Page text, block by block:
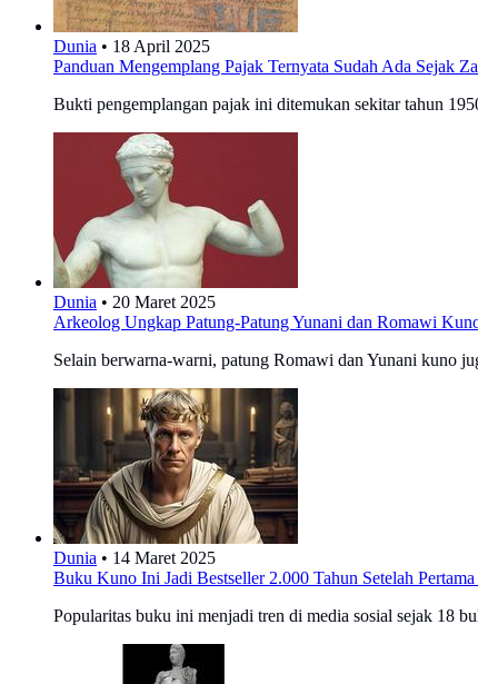
Dunia • 18 April 2025
Panduan Mengemplang Pajak Ternyata Sudah Ada Sejak
Bukti pengemplangan pajak ini ditemukan sekitar tahun
Dunia • 20 Maret 2025
Arkeolog Ungkap Patung-Patung Yunani dan Romawi
Selain berwarna-warni, patung Romawi dan Yunani kuno
Dunia • 14 Maret 2025
Buku Kuno Ini Jadi Bestseller 2.000 Tahun Setelah
Popularitas buku ini menjadi tren di media sosial sejak 18